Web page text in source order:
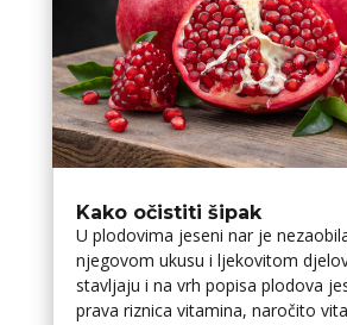
Kako očistiti šipak
U plodovima jeseni nar je
njegovom ukusu i ljekovitom
stavljaju i na vrh popisa plodova
prava riznica vitamina, naročito